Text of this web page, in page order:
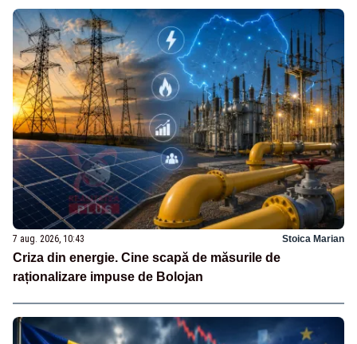
7 aug. 2026, 10:43 Stoica Marian
Criza din energie. Cine scapă de măsurile de
raționalizare impuse de Bolojan